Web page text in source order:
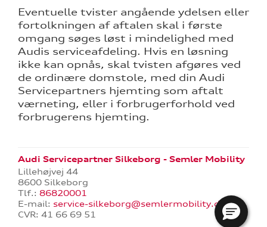
Eventuelle tvister angående ydelsen eller
fortolkningen af aftalen skal i første
omgang søges løst i mindelighed med
Audis serviceafdeling. Hvis en løsning
ikke kan opnås, skal tvisten afgøres ved
de ordinære domstole, med din Audi
Servicepartners hjemting som aftalt
værneting, eller i forbrugerforhold ved
forbrugerens hjemting.
Audi Servicepartner Silkeborg - Semler Mobility
Lillehøjvej 44
8600 Silkeborg
Tlf.: 86820001
E-mail: service-silkeborg@semlermobility.dk
CVR: 41 66 69 51